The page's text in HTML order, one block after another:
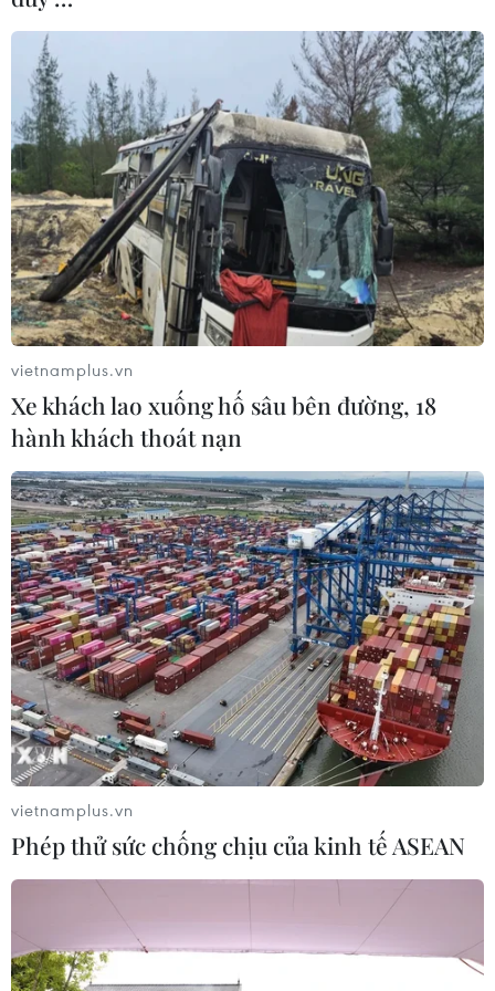
TIN CÙNG CHUYÊN MỤC
vietnamplus.vn
Xe khách lao xuống hố sâu bên đường, 18
hành khách thoát nạn
vietnamplus.vn
Phép thử sức chống chịu của kinh tế ASEAN